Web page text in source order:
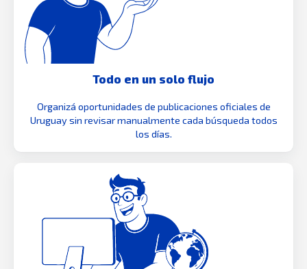
Todo en un solo flujo
Organizá oportunidades de publicaciones oficiales de
Uruguay sin revisar manualmente cada búsqueda todos
los días.